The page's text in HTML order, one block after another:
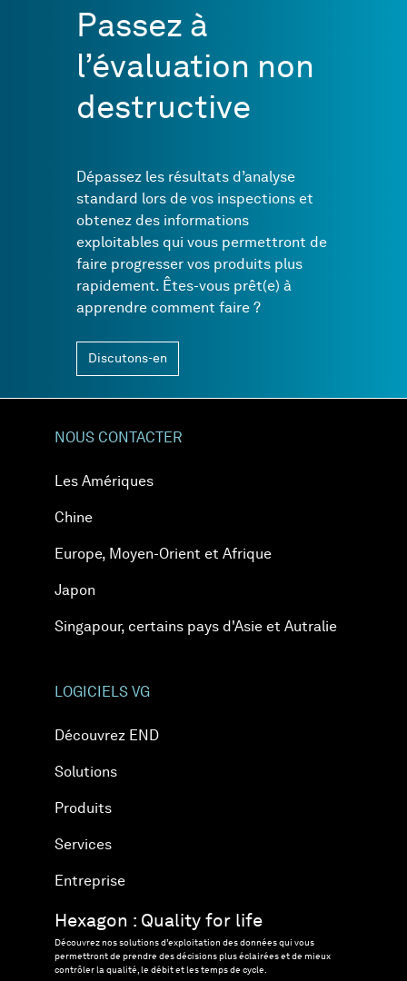
Passez à
l’évaluation non
destructive
Dépassez les résultats d’analyse
standard lors de vos inspections et
obtenez des informations
exploitables qui vous permettront de
faire progresser vos produits plus
rapidement. Êtes-vous prêt(e) à
apprendre comment faire ?
Discutons-en
NOUS CONTACTER
Les Amériques
Chine
Europe, Moyen-Orient et Afrique
Japon
Singapour, certains pays d'Asie et Autralie
LOGICIELS VG
Découvrez END
Solutions
Produits
Services
Entreprise
Hexagon : Quality for life
Découvrez nos solutions d’exploitation des données qui vous
permettront de prendre des décisions plus éclairées et de mieux
contrôler la qualité, le débit et les temps de cycle.